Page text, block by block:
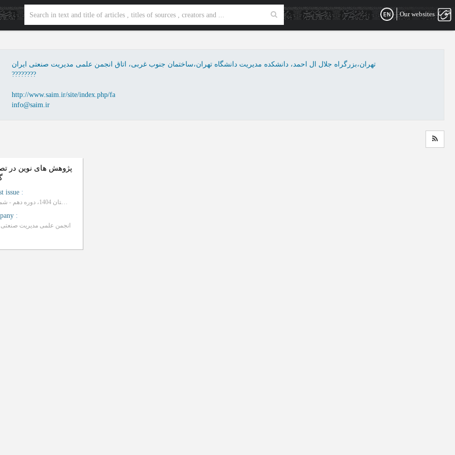
Our websites
تهران،بزرگراه جلال ال احمد، دانشکده مدیریت دانشگاه تهران،ساختمان جنوب غربی، اتاق انجمن علمی مدیریت صنعتی ایران
????????
http://www.saim.ir/site/index.php/fa
info@saim.ir
پژوهش های نوین در
issue :
زمستان 1404، دوره دهم - شماره 5
:
انجمن علمی مدیریت صنعتی